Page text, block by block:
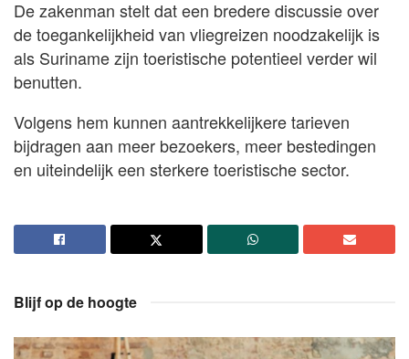
De zakenman stelt dat een bredere discussie over
de toegankelijkheid van vliegreizen noodzakelijk is
als Suriname zijn toeristische potentieel verder wil
benutten.
Volgens hem kunnen aantrekkelijkere tarieven
bijdragen aan meer bezoekers, meer bestedingen
en uiteindelijk een sterkere toeristische sector.
Blijf op de hoogte